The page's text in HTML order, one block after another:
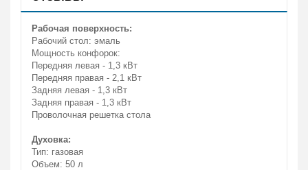
Рабочая поверхность:
Рабочий стол: эмаль
Мощность конфорок:
Передняя левая - 1,3 кВт
Передняя правая - 2,1 кВт
Задняя левая - 1,3 кВт
Задняя правая - 1,3 кВт
Проволочная решетка стола
Духовка:
Тип: газовая
Объем: 50 л